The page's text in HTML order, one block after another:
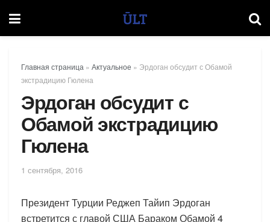
Главная страница » Актуальное » Эрдоган обсудит с Обамой
экстрадицию Гюлена
Эрдоган обсудит с
Обамой экстрадицию
Гюлена
1 сентября, 2016
Президент Турции Реджеп Тайип Эрдоган
встретится с главой США Бараком Обамой 4